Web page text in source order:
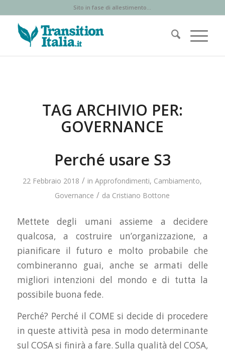
Sito in fase di allestimento...
TAG ARCHIVIO PER:
GOVERNANCE
Perché usare S3
22 Febbraio 2018 / inApprofondimenti, Cambiamento,
Governance / da Cristiano Bottone
Mettete degli umani assieme a decidere
qualcosa, a costruire un’organizzazione, a
pianificare il futuro e molto probabile che
combineranno guai, anche se armati delle
migliori intenzioni del mondo e di tutta la
possibile buona fede.
Perché? Perché il COME si decide di procedere
in queste attività pesa in modo determinante
sul COSA si finirà a fare. Sulla qualità del COSA,